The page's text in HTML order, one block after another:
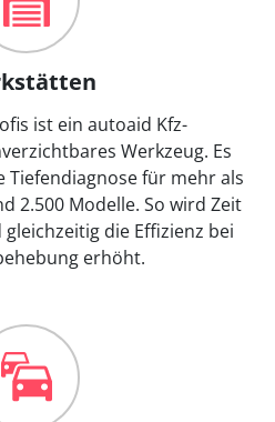
ist ein autoaid Kfz-
Werkzeug. Es
Tiefendiagnose für mehr als
2.500 Modelle. So wird Zeit
die Effizienz bei
erhöht.